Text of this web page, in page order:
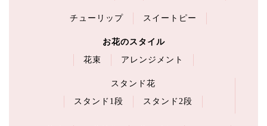
チューリップ スイートピー
お花のスタイル
花束
アレンジメント
スタンド花
スタンド1段
スタンド2段